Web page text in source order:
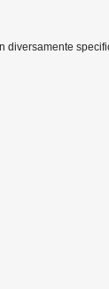
diversamente